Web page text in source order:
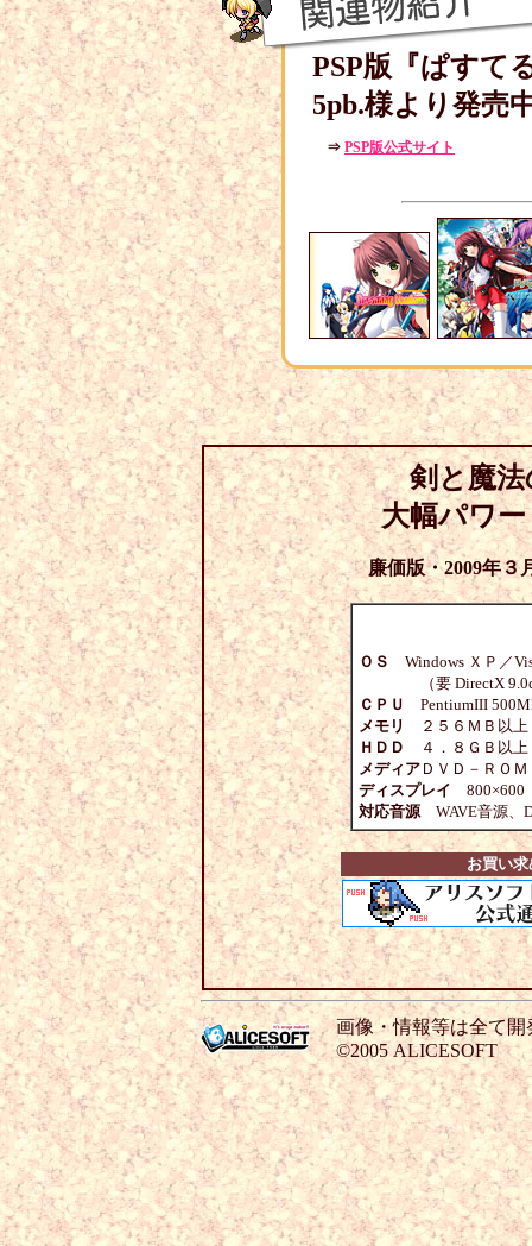
PSP版『ぱすて
5pb.様より発売
⇒ PSP版公式サイト
剣と魔
大幅パワー
廉価版・2009年３
ＯＳ
Windows ＸＰ／
（要 DirectX 9.0c
ＣＰＵ
PentiumIII
メモリ
２５６ＭＢ以上
ＨＤＤ
４．８ＧＢ以上
メディア ＤＶＤ－ＲＯ
ディスプレイ 800×600
対応音源WAVE音源、
お買い
画像・情報等は全て
©2005 ALICESOFT